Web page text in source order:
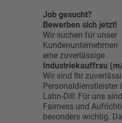
Job gesucht?
Bewerben sich jetzt!
Wir suchen für unser
Kundenunternehmen
eine zuverlässige
Industriekauffrau
Wir sind Ihr
Personaldienstleister
Lahn-Dill. Für uns
Fairness und
besonders wichtig.